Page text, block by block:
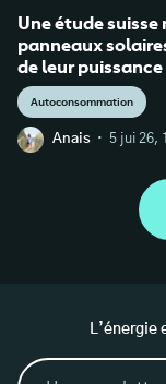
Une étude
panneaux
de leur
Autoconsommation
Anais · 5 jui 26,
L’énergie